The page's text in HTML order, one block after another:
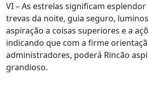
VI – As estrelas significam
trevas da noite, guia seguro,
aspiração a coisas superiores e a
indicando que com a firme
administradores, poderá Rincão
grandioso.